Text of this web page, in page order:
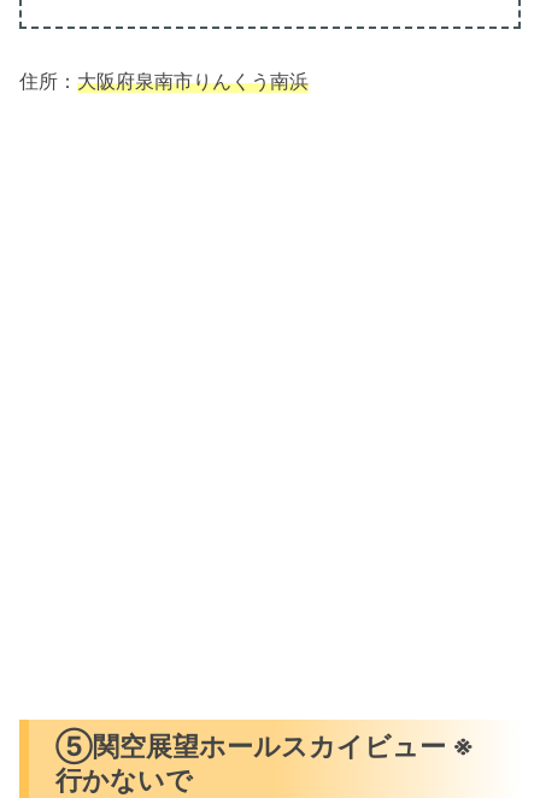
住所： 大阪府泉南市りんくう南浜
⑤関空展望ホールスカイビュー ※
行かないで